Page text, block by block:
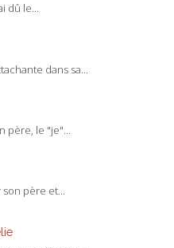
dû le...
dans sa...
père, le "je"...
père et...